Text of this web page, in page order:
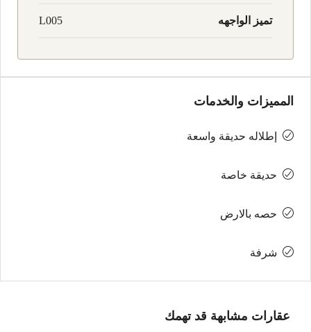
تميز الواجهه L005
المميزات والخدمات
إطلاله حديقة واسعة
حديقة خاصة
حصه بالارض
شرفة
عقارات مشابهة قد تهمك